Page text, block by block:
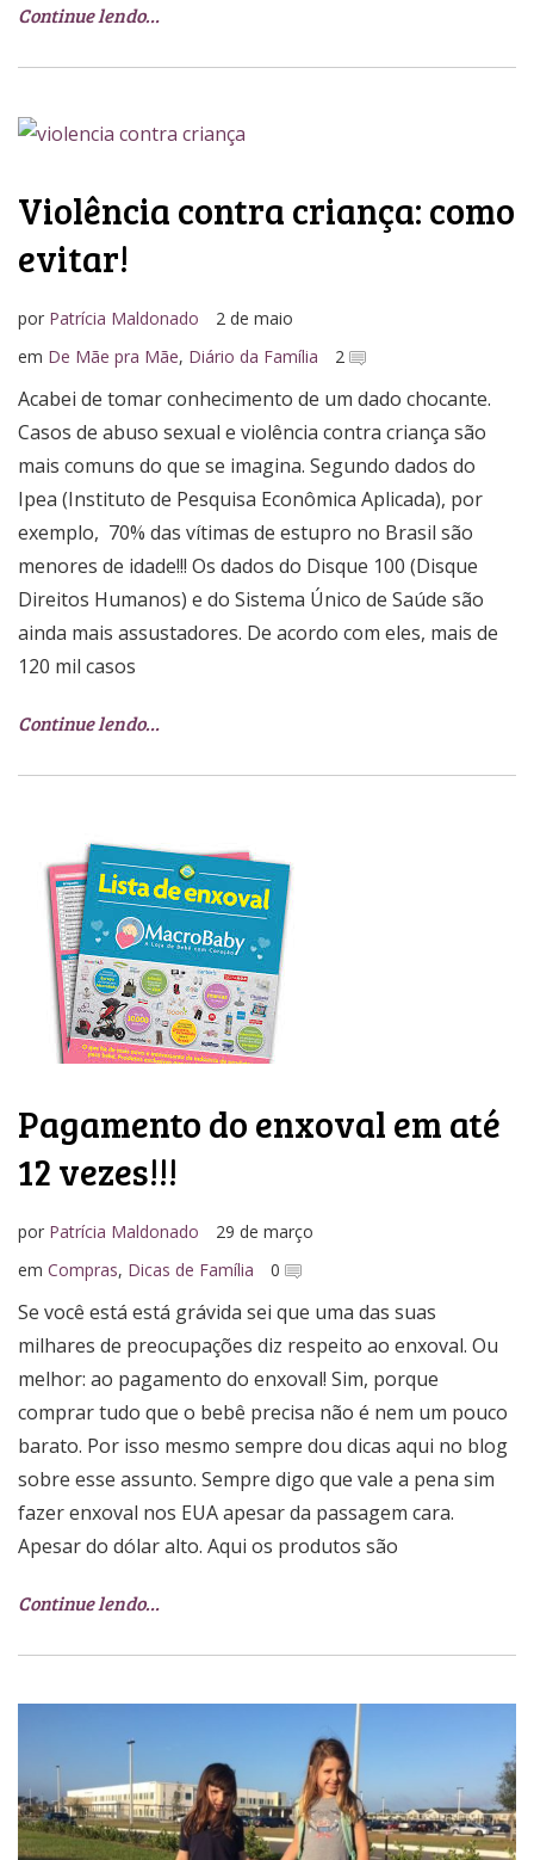
Continue lendo…
Violência contra criança: como
evitar!
por Patrícia Maldonado
2 de maio
em De Mãe pra Mãe, Diário da Família 2
Acabei de tomar conhecimento de um dado chocante.
Casos de abuso sexual e violência contra criança são
mais comuns do que se imagina. Segundo dados do
Ipea (Instituto de Pesquisa Econômica Aplicada), por
exemplo, 70% das vítimas de estupro no Brasil são
menores de idade!!! Os dados do Disque 100 (Disque
Direitos Humanos) e do Sistema Único de Saúde são
ainda mais assustadores. De acordo com eles, mais de
120 mil casos
Continue lendo…
Pagamento do enxoval em até
12 vezes!!!
por Patrícia Maldonado
29 de março
em Compras, Dicas de Família 0
Se você está está grávida sei que uma das suas
milhares de preocupações diz respeito ao enxoval. Ou
melhor: ao pagamento do enxoval! Sim, porque
comprar tudo que o bebê precisa não é nem um pouco
barato. Por isso mesmo sempre dou dicas aqui no blog
sobre esse assunto. Sempre digo que vale a pena sim
fazer enxoval nos EUA apesar da passagem cara.
Apesar do dólar alto. Aqui os produtos são
Continue lendo…